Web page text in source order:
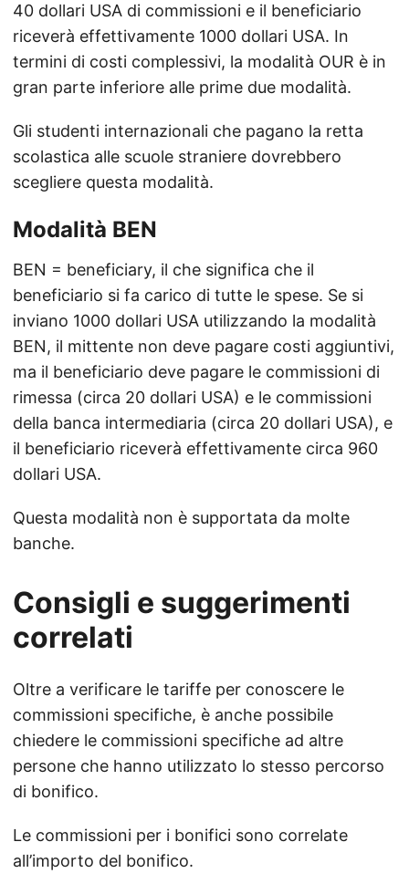
40 dollari USA di commissioni e il beneficiario
riceverà effettivamente 1000 dollari USA. In
termini di costi complessivi, la modalità OUR è in
gran parte inferiore alle prime due modalità.
Gli studenti internazionali che pagano la retta
scolastica alle scuole straniere dovrebbero
scegliere questa modalità.
Modalità BEN
BEN = beneficiary, il che significa che il
beneficiario si fa carico di tutte le spese. Se si
inviano 1000 dollari USA utilizzando la modalità
BEN, il mittente non deve pagare costi aggiuntivi,
ma il beneficiario deve pagare le commissioni di
rimessa (circa 20 dollari USA) e le commissioni
della banca intermediaria (circa 20 dollari USA), e
il beneficiario riceverà effettivamente circa 960
dollari USA.
Questa modalità non è supportata da molte
banche.
Consigli e suggerimenti
correlati
Oltre a verificare le tariffe per conoscere le
commissioni specifiche, è anche possibile
chiedere le commissioni specifiche ad altre
persone che hanno utilizzato lo stesso percorso
di bonifico.
Le commissioni per i bonifici sono correlate
all’importo del bonifico.